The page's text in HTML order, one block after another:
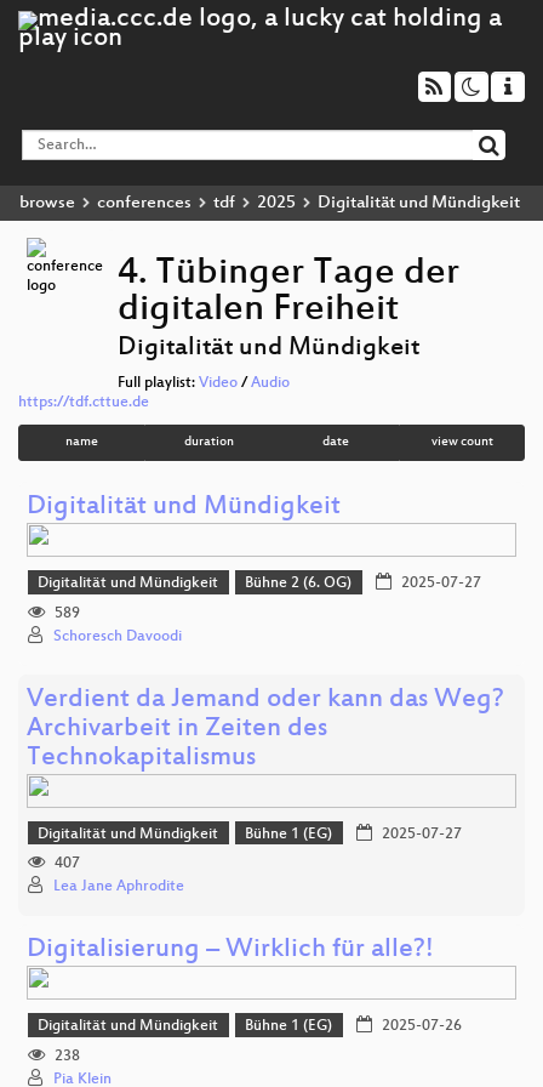
browse conferences tdf 2025 Digitalität und Mündigkeit
4. Tübinger Tage der
digitalen Freiheit
Digitalität und Mündigkeit
Full playlist:Video /Audio
https://tdf.cttue.de
name duration date view count
Digitalität und Mündigkeit
Digitalität und Mündigkeit Bühne 2 (6. OG)
2025-07-27
589
Schoresch Davoodi
Verdient da Jemand oder kann das Weg?
Archivarbeit in Zeiten des
Technokapitalismus
Digitalität und Mündigkeit Bühne 1 (EG)
2025-07-27
407
Lea Jane Aphrodite
Digitalisierung – Wirklich für alle?!
Digitalität und Mündigkeit Bühne 1 (EG)
2025-07-26
238
Pia Klein